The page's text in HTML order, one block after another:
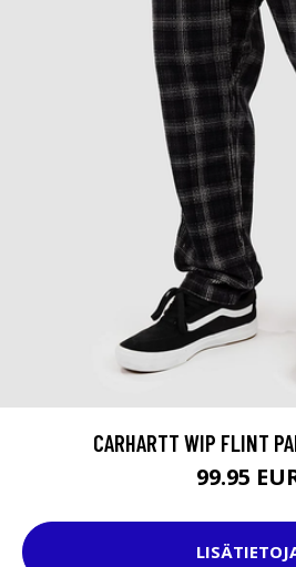
CARHARTT WIP FLINT
99.95